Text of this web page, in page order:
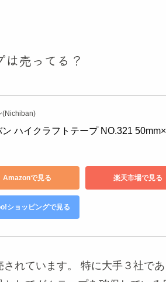
は売ってる？
(Nichiban)
ン ハイクラフトテープ NO.321
Amazonで見る 楽天市場で見る
ショッピングで見る
れています。 特に大手３社で